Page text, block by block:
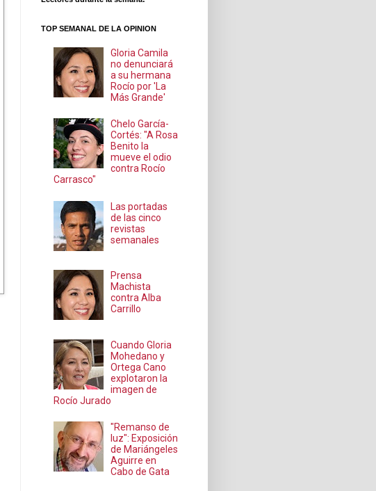
TOP SEMANAL DE LA OPINION
Gloria Camila
no denunciará
a su hermana
Rocío por 'La
Más Grande'
Chelo García-
Cortés: "A Rosa
Benito la
mueve el odio
contra Rocío
Carrasco"
Las portadas
de las cinco
revistas
semanales
Prensa
Machista
contra Alba
Carrillo
Cuando Gloria
Mohedano y
Ortega Cano
explotaron la
imagen de
Rocío Jurado
"Remanso de
luz": Exposición
de Mariángeles
Aguirre en
Cabo de Gata